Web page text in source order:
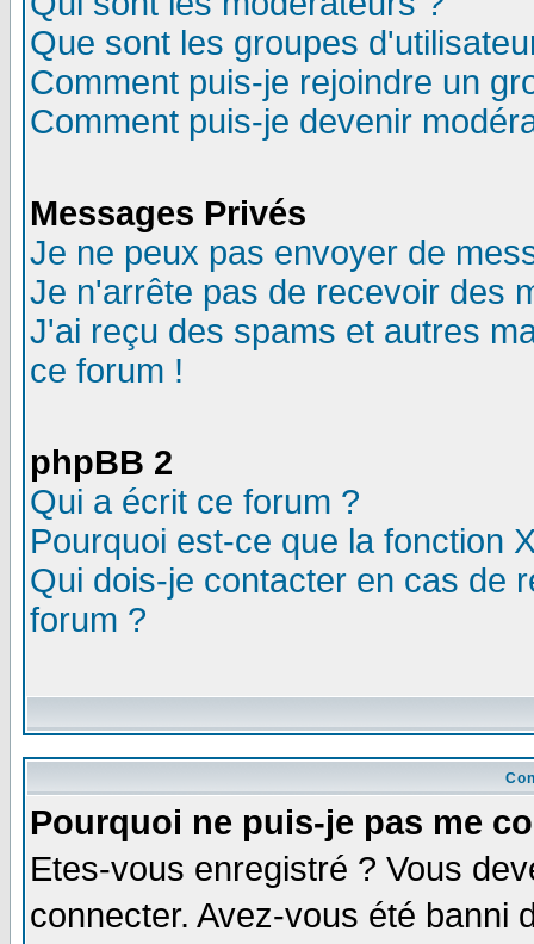
Que sont les groupes
Comment puis-je rejoindre un
Comment puis-je devenir
Messages Privés
Je ne peux pas envoyer de
Je n'arrête pas de recevoir des
J'ai reçu des spams et autres
ce forum !
phpBB 2
Qui a écrit ce forum ?
Pourquoi est-ce que la fonction
Qui dois-je contacter en cas de
forum ?
Pourquoi ne puis-je pas me
Etes-vous enregistré ? Vous
connecter. Avez-vous été banni